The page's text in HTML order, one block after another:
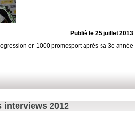
Publié le 25 juillet 2013
en 1000 promosport après sa 3e année
interviews 2012